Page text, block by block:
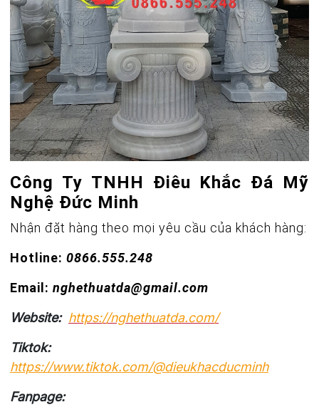
Công Ty TNHH Điêu Khắc Đá Mỹ
Nghệ Đức Minh
Nhận đặt hàng theo mọi yêu cầu của khách hàng:
Hotline: 0866.555.248
Email: nghethuatda@gmail.com
Website: https://nghethuatda.com/
Tiktok:
https://www.tiktok.com/@dieukhacducminh
Fanpage: